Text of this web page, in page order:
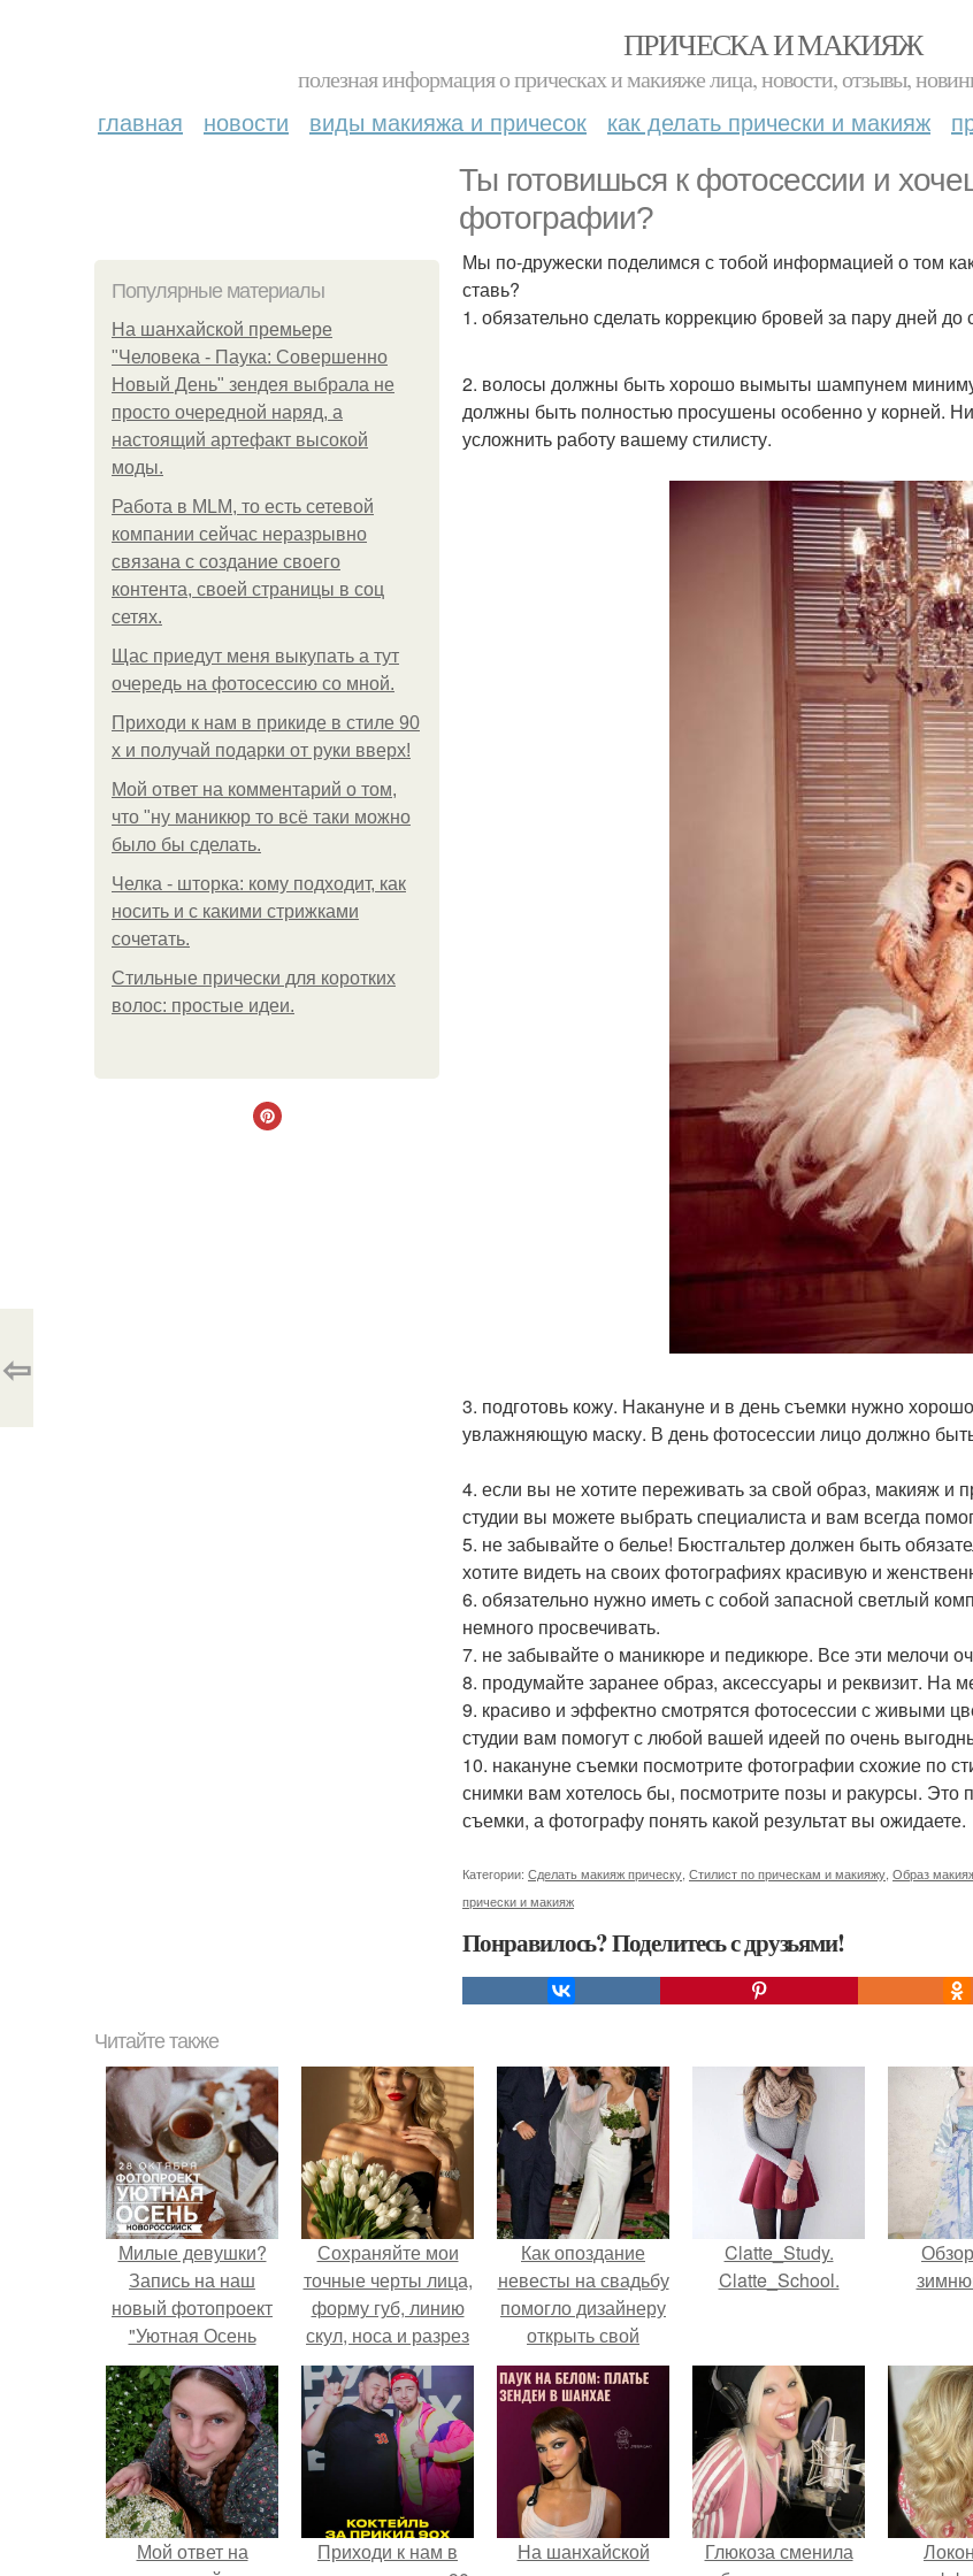
ПРИЧЕСКА И МАКИЯЖ
полезная информация о прическах и макияже лица, новости, отзывы,
главная новости виды макияжа и причесок как делать прически и макияж
Ты готовишься к фотосессии и
фотографии?
Популярные материалы
На шанхайской премьере
"Человека - Паука: Совершенно
Новый День" зендея выбрала не
просто очередной наряд, а
настоящий артефакт высокой
моды.
Работа в MLM, то есть сетевой
компании сейчас неразрывно
связана с создание своего
контента, своей страницы в соц
сетях.
Щас приедут меня выкупать а тут
очередь на фотосессию со мной.
Приходи к нам в прикиде в стиле 90
х и получай подарки от руки вверх!
Мой ответ на комментарий о том,
что "ну маникюр то всё таки можно
было бы сделать.
Челка - шторка: кому подходит, как
носить и с какими стрижками
сочетать.
Стильные прически для коротких
волос: простые идеи.
Мы по-дружески поделимся с тобой информацией о том
ставь?
1. обязательно сделать коррекцию бровей за пару дней
2. волосы должны быть хорошо вымыты шампунем
должны быть полностью просушены особенно у корней.
усложнить работу вашему стилисту.
3. подготовь кожу. Накануне и в день съемки нужно
увлажняющую маску. В день фотосессии лицо должно
4. если вы не хотите переживать за свой образ, макияж и
студии вы можете выбрать специалиста и вам всегда
5. не забывайте о белье! Бюстгальтер должен быть
хотите видеть на своих фотографиях красивую и
6. обязательно нужно иметь с собой запасной светлый
немного просвечивать.
7. не забывайте о маникюре и педикюре. Все эти мелочи
8. продумайте заранее образ, аксессуары и реквизит. На
9. красиво и эффектно смотрятся фотосессии с живыми
студии вам помогут с любой вашей идеей по очень
10. накануне съемки посмотрите фотографии схожие по
снимки вам хотелось бы, посмотрите позы и ракурсы. Это
съемки, а фотографу понять какой результат вы ожидаете.
Категории: Сделать макияж прическу Стилист по прическам и макияжу Образ
прически и макияж
Понравилось? Поделитесь с друзьями!
⇦
Читайте также
Милые девушки?
Запись на наш
новый фотопроект
"Уютная Осень
продолжается"?
Сохраняйте мои
точные черты лица,
форму губ, линию
скул, носа и разрез
глаз.
Как опоздание
невесты на свадьбу
помогло дизайнеру
открыть свой
бренд.
Clatte_Study.
Clatte_School.
Мой ответ на
Приходи к нам в
На шанхайской
Глюкоза сменила